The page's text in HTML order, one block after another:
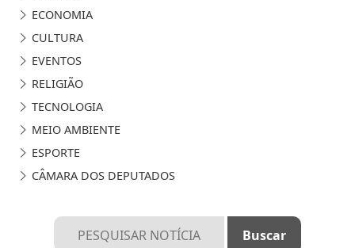
ECONOMIA
CULTURA
EVENTOS
RELIGIÃO
TECNOLOGIA
MEIO AMBIENTE
ESPORTE
CÂMARA DOS DEPUTADOS